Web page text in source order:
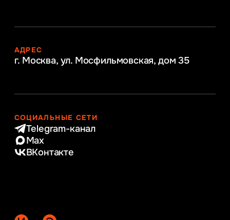
АДРЕС
г. Москва, ул. Мосфильмовская, дом 35
СОЦИАЛЬНЫЕ СЕТИ
Telegram-канал
Max
ВКонтакте